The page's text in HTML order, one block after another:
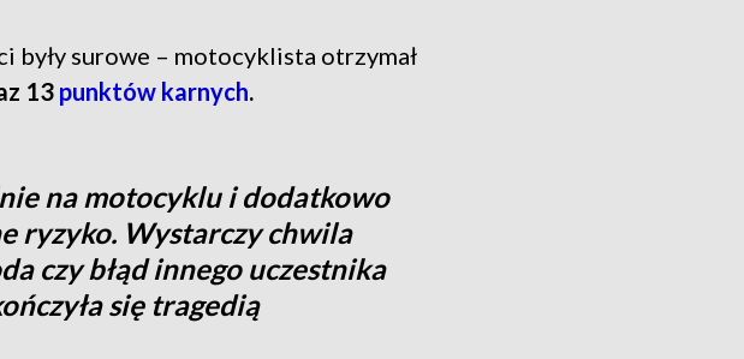
były surowe – motocyklista otrzymał
13 punktów karnych.
na motocyklu i dodatkowo
ryzyko. Wystarczy chwila
czy błąd innego uczestnika
się tragedią